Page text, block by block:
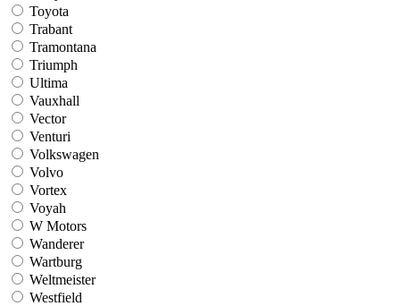
Toyota
Trabant
Tramontana
Triumph
Ultima
Vauxhall
Vector
Venturi
Volkswagen
Volvo
Vortex
Voyah
W Motors
Wanderer
Wartburg
Weltmeister
Westfield